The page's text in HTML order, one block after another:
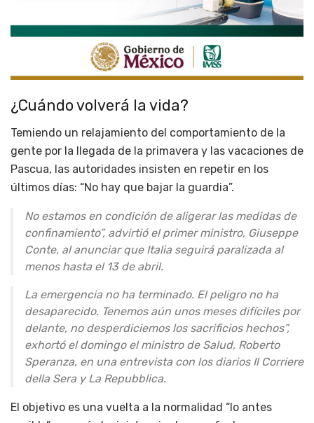
¿Cuándo volverá la vida?
Temiendo un relajamiento del comportamiento de la
gente por la llegada de la primavera y las vacaciones de
Pascua, las autoridades insisten en repetir en los
últimos días: “No hay que bajar la guardia”.
No estamos en condición de aligerar las medidas de
confinamiento”, advirtió el primer ministro, Giuseppe
Conte, al anunciar que Italia seguirá paralizada al
menos hasta el 13 de abril.
La emergencia no ha terminado. El peligro no ha
desaparecido. Tenemos aún unos meses difíciles por
delante, no desperdiciemos los sacrificios hechos”,
exhortó el domingo el ministro de Salud, Roberto
Speranza, en una entrevista con los diarios Il Corriere
della Sera y La Repubblica.
El objetivo es una vuelta a la normalidad “lo antes